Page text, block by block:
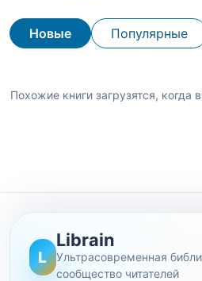
Новые Популярные
Похожие книги загрузятся, когда
L
Librain
Ультрасовременная
сообщество читателей